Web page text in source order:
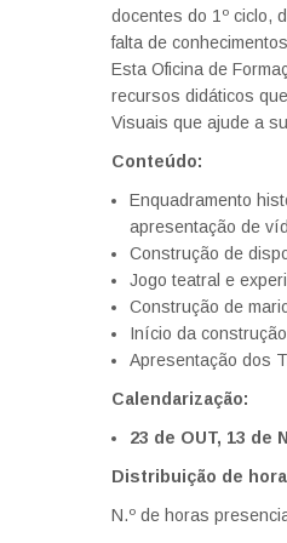
docentes do 1º ciclo,
falta de
Esta Oficina de
recursos didáticos
Visuais que ajude a
Conteúdo:
Enquadramento
apresentação de
Construção de
Jogo teatral e
Construção de
Início da
Apresentação dos
Calendarização:
23 de OUT, 13 de
Distribuição de
N.º de horas